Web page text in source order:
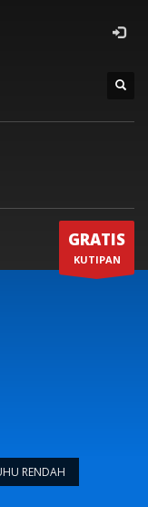
GRATIS
KUTIPAN
RENDAH